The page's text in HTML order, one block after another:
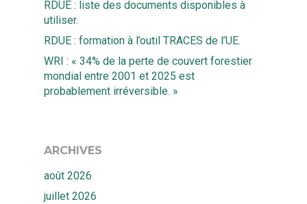
RDUE : liste des documents disponibles à
utiliser.
RDUE : formation à l’outil TRACES de l’UE.
WRI : « 34% de la perte de couvert forestier
mondial entre 2001 et 2025 est
probablement irréversible. »
ARCHIVES
août 2026
juillet 2026